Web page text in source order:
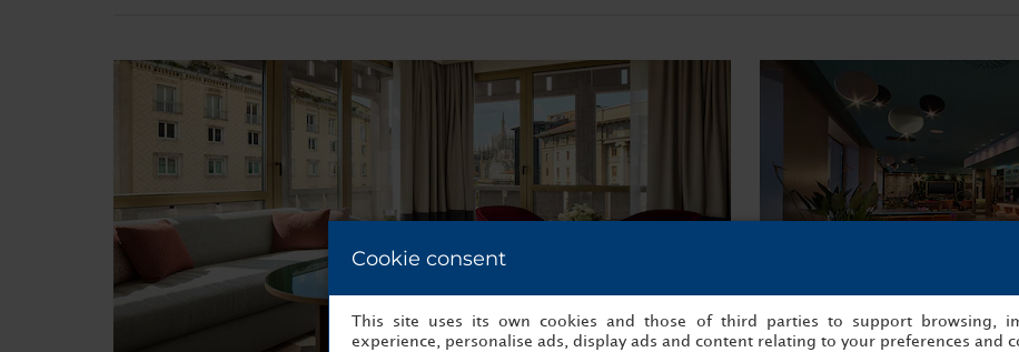
Cookie consent
This site uses its own cookies and those of third parties to support browsing,
experience, personalise ads, display ads and content relating to your preferences and